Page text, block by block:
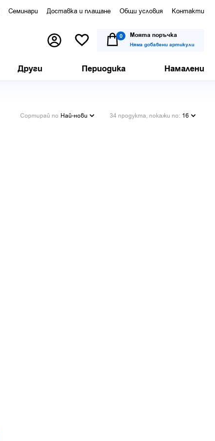
Семинари Доставка и плащане Общи условия Контакти
0 Моята поръчка
Няма добавени артикули
Други Периодика Намалени
Сортирай по Най-нови 34 продукта, покажи по: 16